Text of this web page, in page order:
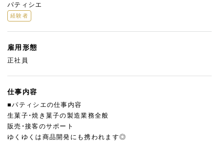
パティシエ
経験者
雇用形態
正社員
仕事内容
■パティシエの仕事内容
生菓子・焼き菓子の製造業務全般
販売・接客のサポート
ゆくゆくは商品開発にも携われます◎